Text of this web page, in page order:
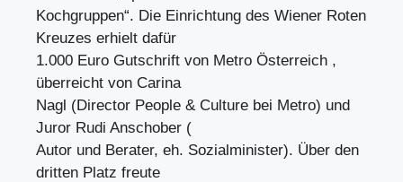
Kochgruppen“. Die Einrichtung des Wiener Roten
Kreuzes erhielt dafür
1.000 Euro Gutschrift von Metro Österreich ,
überreicht von Carina
Nagl (Director People & Culture bei Metro) und
Juror Rudi Anschober (
Autor und Berater, eh. Sozialminister). Über den
dritten Platz freute